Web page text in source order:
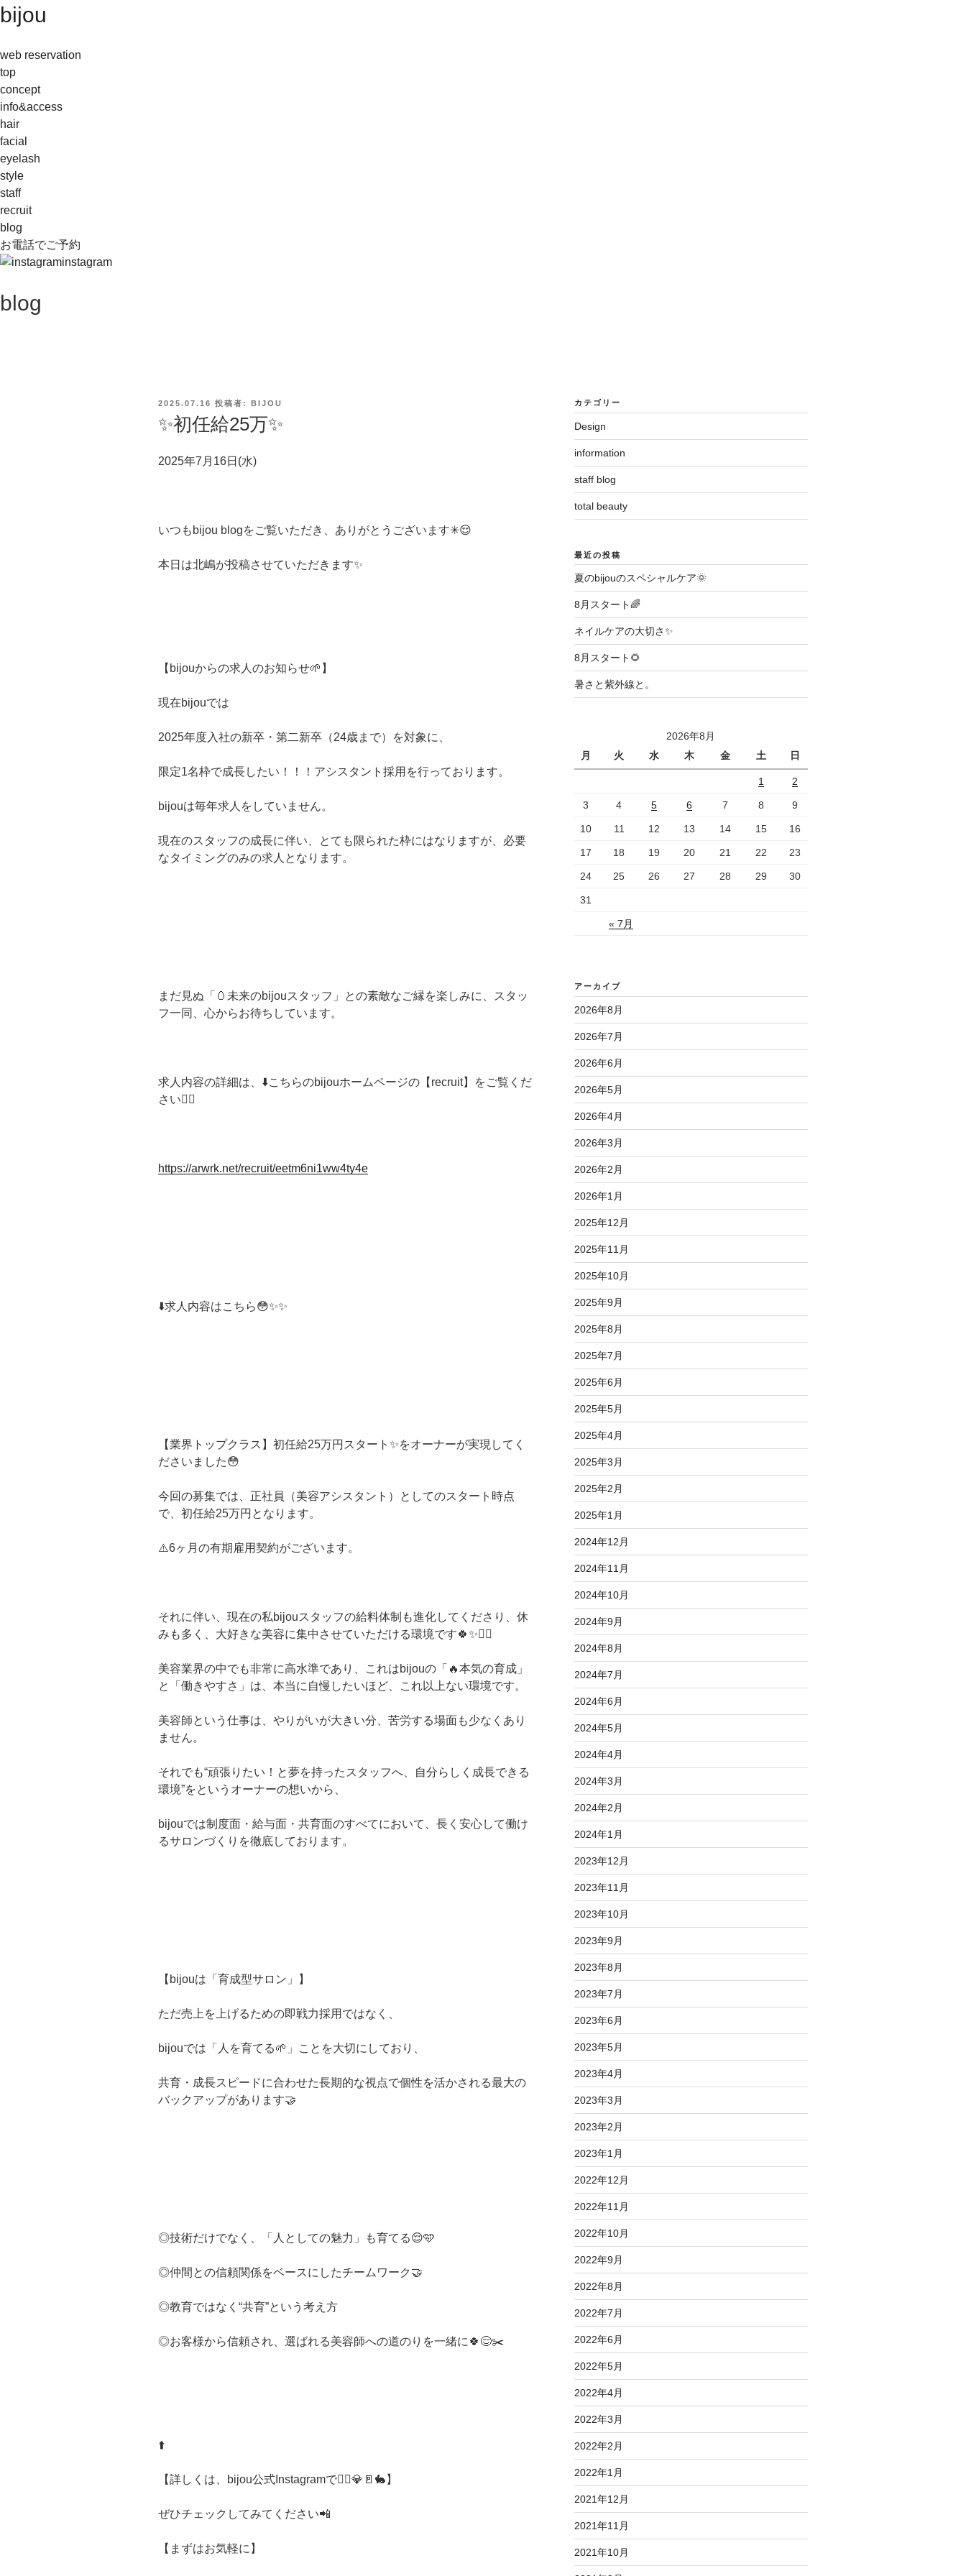
bijou
web reservation
top
concept
info&access
hair
facial
eyelash
style
staff
recruit
blog
お電話でご予約
instagram
blog
投
日:
2025.07.16 投稿者: BIJOU
✨初任給25万✨
2025年7月16日(水)
いつもbijou blogをご覧いただき、ありがとうございます✳︎😌
本日は北嶋が投稿させていただきます✨
【bijouからの求人のお知らせ🌱 】
現在bijouでは
2025年度入社の新卒・第二新卒（24歳まで）を対象に、
限定1名枠で成長したい！！！アシスタント採用を行っております。
bijouは毎年求人をしていません。
現在のスタッフの成長に伴い、とても限られた枠にはなりますが、必要
なタイミングのみの求人となります。
まだ見ぬ「🥚未来のbijouスタッフ」との素敵なご縁を楽しみに、スタッ
フ一同、心からお待ちしています。
求人内容の詳細は、⬇️こちらのbijouホームページの【recruit】をご覧くだ
さい🙇‍♀️
https://arwrk.net/recruit/eetm6ni1ww4ty4e
⬇️求人内容はこちら😳✨✨
【業界トップクラス】初任給25万円スタート✨をオーナーが実現してく
ださいました😳
今回の募集では、正社員（美容アシスタント）としてのスタート時点
で、初任給25万円となります。
⚠️6ヶ月の有期雇用契約がございます。
それに伴い、現在の私bijouスタッフの給料体制も進化してくださり、休
みも多く、大好きな美容に集中させていただける環境です🍀✨🙇‍♀️
美容業界の中でも非常に高水準であり、これはbijouの「🔥本気の育成」
と「働きやすさ」は、本当に自慢したいほど、これ以上ない環境です。
美容師という仕事は、やりがいが大きい分、苦労する場面も少なくあり
ません。
それでも“頑張りたい！と夢を持ったスタッフへ、自分らしく成長できる
環境”をというオーナーの想いから、
bijouでは制度面・給与面・共育面のすべてにおいて、長く安心して働け
るサロンづくりを徹底しております。
【bijouは「育成型サロン」】
ただ売上を上げるための即戦力採用ではなく、
bijouでは「人を育てる🌱」ことを大切にしており、
共育・成長スピードに合わせた長期的な視点で個性を活かされる最大の
バックアップがあります🤝
◎技術だけでなく、「人としての魅力」も育てる😌🩵
◎仲間との信頼関係をベースにしたチームワーク🤝
◎教育ではなく“共育”という考え方
◎お客様から信頼され、選ばれる美容師への道のりを一緒に🍀😌✂️
⬆️
【詳しくは、bijou公式Instagramで🙋‍♀️💎 🚪🐇 】
ぜひチェックしてみてください📲
【まずはお気軽に】
カテゴリー
Design
information
staff blog
total beauty
最近の投稿
夏のbijouのスペシャルケア🌞
8月スタート🌈
ネイルケアの大切さ✨
8月スタート🌻
暑さと紫外線と。
2026年8月
月
火 水 木 金 土 日
« 7月
1 2
3 4 5 6 7 8 9
10 11 12 13 14 15 16
17 18 19 20 21 22 23
24 25 26 27 28 29 30
31
アーカイブ
2026年8月
2026年7月
2026年6月
2026年5月
2026年4月
2026年3月
2026年2月
2026年1月
2025年12月
2025年11月
2025年10月
2025年9月
2025年8月
2025年7月
2025年6月
2025年5月
2025年4月
2025年3月
2025年2月
2025年1月
2024年12月
2024年11月
2024年10月
2024年9月
2024年8月
2024年7月
2024年6月
2024年5月
2024年4月
2024年3月
2024年2月
2024年1月
2023年12月
2023年11月
2023年10月
2023年9月
2023年8月
2023年7月
2023年6月
2023年5月
2023年4月
2023年3月
2023年2月
2023年1月
2022年12月
2022年11月
2022年10月
2022年9月
2022年8月
2022年7月
2022年6月
2022年5月
2022年4月
2022年3月
2022年2月
2022年1月
2021年12月
2021年11月
2021年10月